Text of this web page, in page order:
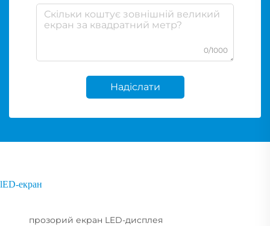
0/1000
Надіслати
lED-екран
прозорий екран LED-дисплея